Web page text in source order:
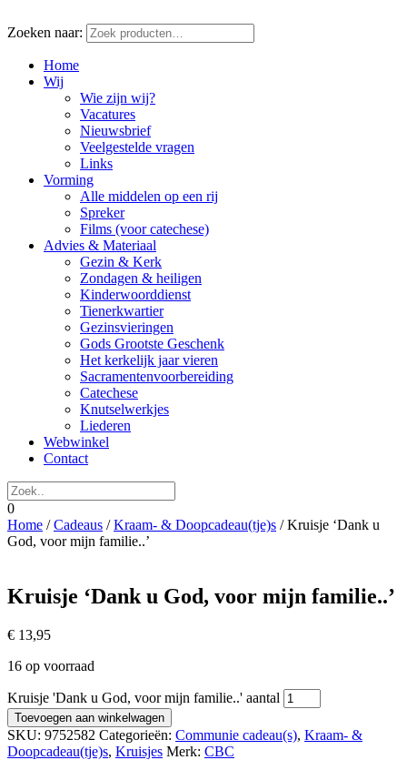
Zoeken naar:
Home
Wij
Wie zijn wij?
Vacatures
Nieuwsbrief
Veelgestelde vragen
Links
Vorming
Alle middelen op een rij
Spreker
Films (voor catechese)
Advies & Materiaal
Gezin & Kerk
Zondagen & heiligen
Kinderwoorddienst
Tienerkwartier
Gezinsvieringen
Gods Grootste Geschenk
Het kerkelijk jaar vieren
Sacramentenvoorbereiding
Catechese
Knutselwerkjes
Liederen
Webwinkel
Contact
0
Home /Cadeaus /Kraam- & Doopcadeau(tje)s / Kruisje ‘Dank u
God, voor mijn familie..’
Kruisje ‘Dank u God, voor mijn familie..’
€ 13,95
16 op voorraad
Kruisje 'Dank u God, voor mijn familie..' aantal
Toevoegen aan winkelwagen
SKU: 9752582 Categorieën: Communie cadeau(s), Kraam- &
Doopcadeau(tje)s, Kruisjes Merk: CBC